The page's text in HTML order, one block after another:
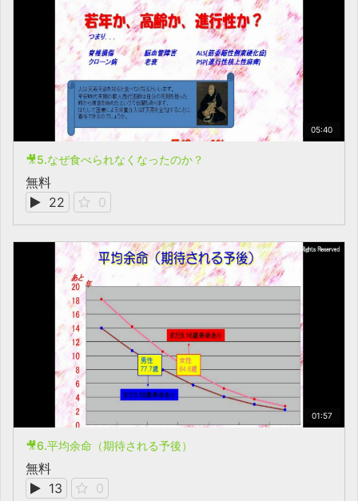
05:40
🎥5.なぜ食べられなくなったのか？
無料
22
0
01:57
🎥6.平均余命（期待される予後）
無料
13
0